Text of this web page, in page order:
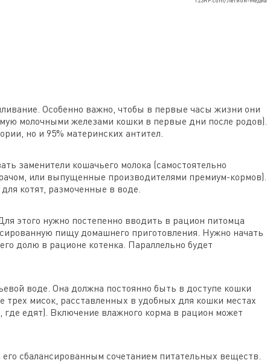
Особенно важно, чтобы в первые часы жизни они
молочными железами кошки в первые дни после родов).
но и 95% материнских антител.
заменители кошачьего молока (самостоятельно
или выпущенные производителями премиум-кормов).
котят, размоченные в воде.
этого нужно постепенно вводить в рацион питомца
пищу домашнего приготовления. Нужно начать
долю в рационе котенка. Параллельно будет
воде. Она должна постоянно быть в доступе кошки
трех мисок, расставленных в удобных для кошки местах
едят). Включение влажного корма в рацион может
сбалансированным сочетанием питательных веществ.